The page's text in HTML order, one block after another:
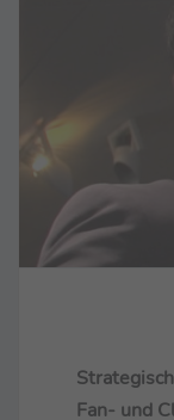
Fan- und